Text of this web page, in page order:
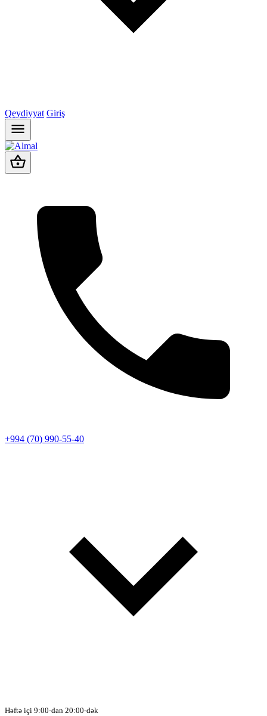
Qeydiyyat Giriş
+994 (70) 990-55-40
Həftə içi 9:00-dan 20:00-dək